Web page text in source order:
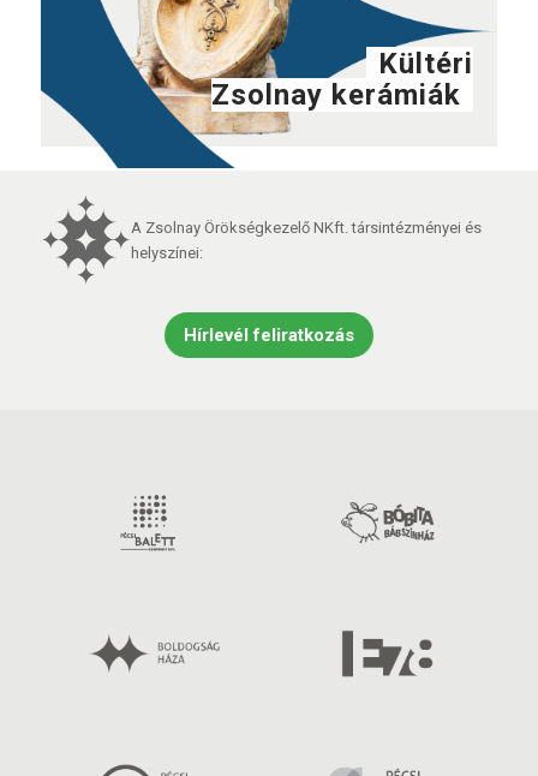
Kültéri
Zsolnay kerámiák
A Zsolnay Örökségkezelő NKft. társintézményei és
helyszínei:
Hírlevél feliratkozás